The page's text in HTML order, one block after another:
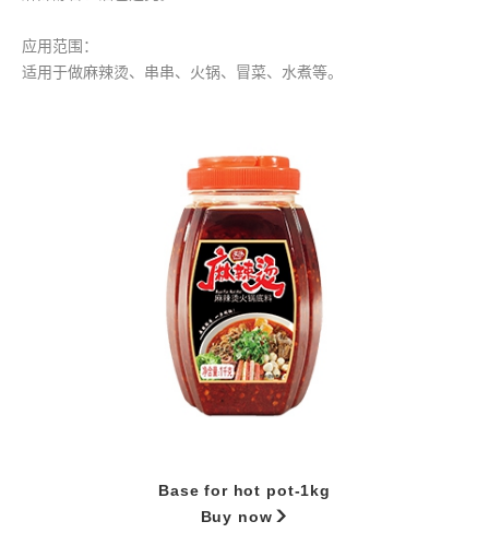
应用范围：
适用于做麻辣烫、串串、火锅、冒菜、水煮等。
Base for hot pot-1kg
Buy now